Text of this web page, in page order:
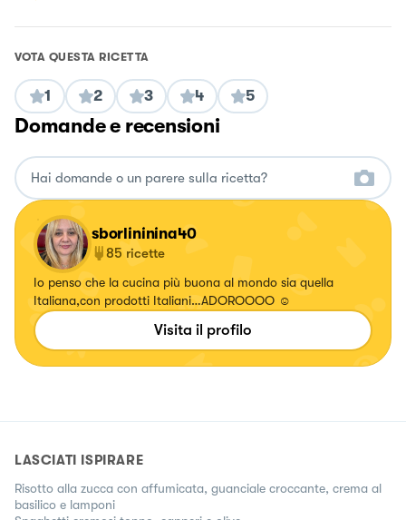
VOTA QUESTA RICETTA
1 2 3 4 5
Domande e recensioni
sborlininina40
85 ricette
Io penso che la cucina più buona al mondo sia quella
Italiana,con prodotti Italiani…ADOROOOO ☺️
Visita il profilo
LASCIATI ISPIRARE
Risotto alla zucca con affumicata, guanciale croccante, crema al
basilico e lamponi